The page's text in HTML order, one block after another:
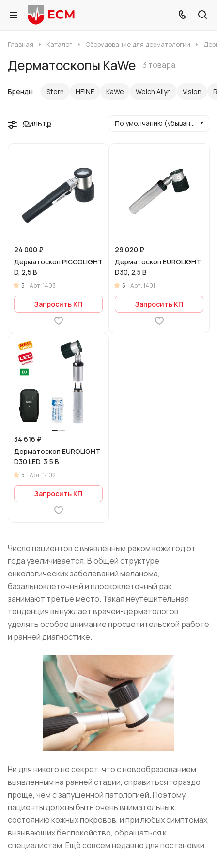
Главная Каталог Оборудование для дерматологии
Дерматоскопы KaWe 3 товара
Бренды Stern HEINE KaWe Welch Allyn Vision
Фильтр По умолчанию (убывание)
24 000 ₽
Дерматоскоп PICCOLIGHT
D, 2,5 В
5 Арт.1403
Запросить КП
29 020 ₽
Дерматоскоп EUROLIGHT
D30, 2,5 В
5 Арт.1401
Запросить КП
34 616 ₽
Дерматоскоп EUROLIGHT
D30 LED, 3,5 В
5 Арт.1402
Запросить КП
Число пациентов с выявленным раком кожи год от
года увеличивается. В общей структуре
онкологических заболеваний меланома,
базальноклеточный и плоскоклеточный рак
занимают третье место. Такая неутешительная
тенденция вынуждает врачей-дерматологов
уделять особое внимание просветительской работе
и ранней диагностике.
Ни для никого не секрет, что с новообразованием,
выявленным на ранней стадии, справиться гораздо
проще, чем с запущенной патологией. Поэтому
пациенты должны быть очень внимательны к
состоянию кожных покровов, и при любых симптомах,
вызывающих беспокойство, обращаться к
специалистам. Ещё совсем недавно для постановки